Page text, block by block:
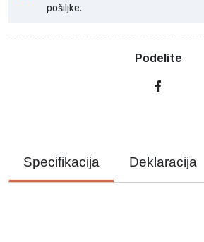
pošiljke.
Podelite
Specifikacija Deklaracija